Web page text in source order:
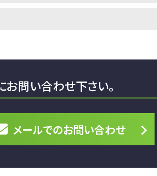
お問い合わせ下さい。
メールでのお問い合わせ